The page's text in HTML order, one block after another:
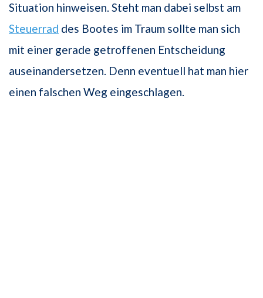
Situation hinweisen. Steht man dabei selbst am
Steuerrad des Bootes im Traum sollte man sich
mit einer gerade getroffenen Entscheidung
auseinandersetzen. Denn eventuell hat man hier
einen falschen Weg eingeschlagen.